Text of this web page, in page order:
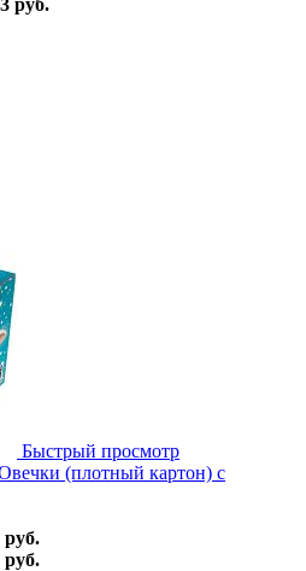
руб.
Быстрый просмотр
(плотный картон) с
руб.
руб.